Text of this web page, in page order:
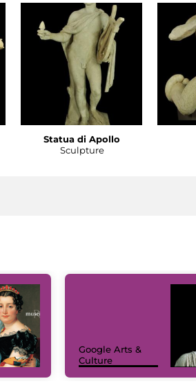
Statua di Apollo
Sculpture
Google Arts &
Culture